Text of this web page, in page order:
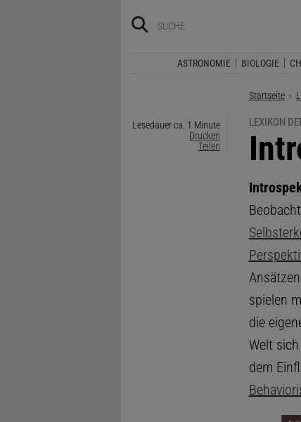
ASTRONOMIE BIOLOGIE
Startseite
Lesedauer ca. 1 Minute
Drucken
Teilen
LEXIKON
:
spielen
die
Welt
dem